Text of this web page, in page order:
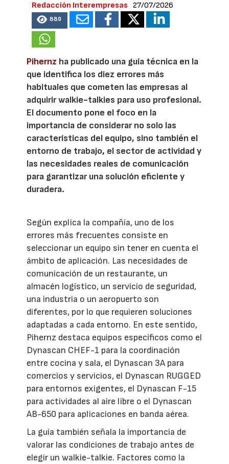
Redacción Interempresas 27/07/2026
889
Pihernz ha publicado una guía técnica en la
que identifica los diez errores más
habituales que cometen las empresas al
adquirir walkie-talkies para uso profesional.
El documento pone el foco en la
importancia de considerar no solo las
características del equipo, sino también el
entorno de trabajo, el sector de actividad y
las necesidades reales de comunicación
para garantizar una solución eficiente y
duradera.
Según explica la compañía, uno de los
errores más frecuentes consiste en
seleccionar un equipo sin tener en cuenta el
ámbito de aplicación. Las necesidades de
comunicación de un restaurante, un
almacén logístico, un servicio de seguridad,
una industria o un aeropuerto son
diferentes, por lo que requieren soluciones
adaptadas a cada entorno. En este sentido,
Pihernz destaca equipos específicos como el
Dynascan CHEF-1 para la coordinación
entre cocina y sala, el Dynascan 3A para
comercios y servicios, el Dynascan RUGGED
para entornos exigentes, el Dynascan F-15
para actividades al aire libre o el Dynascan
AB-650 para aplicaciones en banda aérea.
La guía también señala la importancia de
valorar las condiciones de trabajo antes de
elegir un walkie-talkie. Factores como la